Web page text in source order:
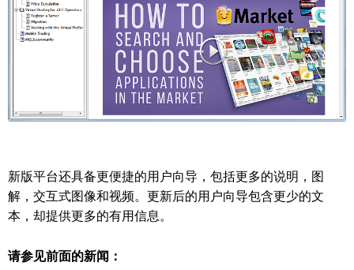
新版平台还具备更便捷的用户向导，包括更多的说明，图
解，交互式图像和视频。更新后的用户向导包含更少的文
本，却提供更多的有用信息。
请参见前面的新闻：